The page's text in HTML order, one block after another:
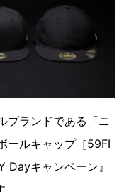
ブランドである「ニ
ールキャップ［59FI
Dayキャンペーン』